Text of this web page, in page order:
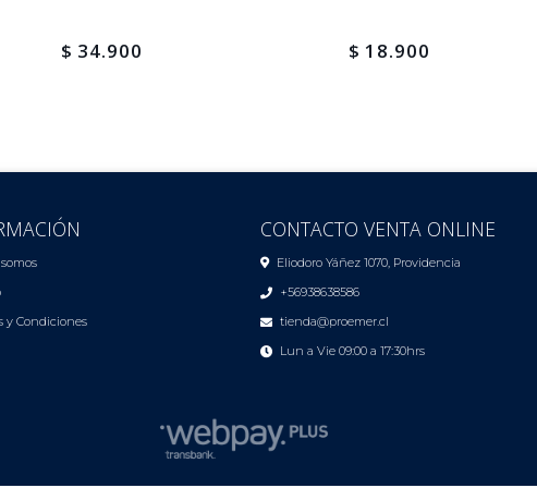
$ 34.900 $ 18.900
y Condiciones
CONTACTO VENTA ONLINE
Eliodoro Yáñez 1070, Providencia
+56938638586
tienda@proemer.cl
Lun a Vie 09:00 a 17:30hrs